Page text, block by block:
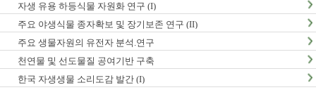
자생 유용 하등식물 자원화 연구 (I)
주요 야생식물 종자확보 및 장기보존 연구 (II)
주요 생물자원의 유전자 분석.연구
천연물 및 선도물질 공여기반 구축
한국 자생생물 소리도감 발간 (I)